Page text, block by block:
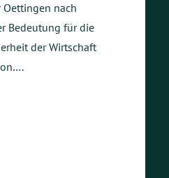
nach
Bedeutung für die
der Wirtschaft